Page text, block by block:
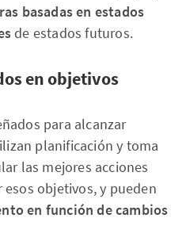
basadas en estados
de estados futuros.
en objetivos
para alcanzar
planificación y toma
las mejores acciones
esos objetivos, y pueden
en función de cambios